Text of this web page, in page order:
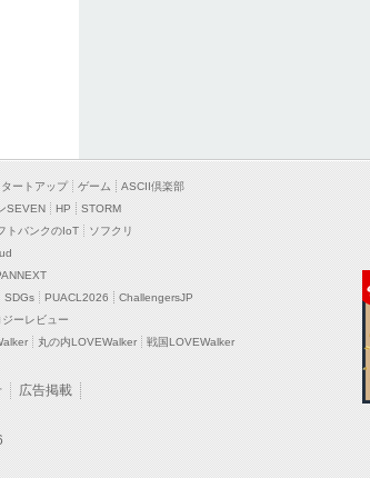
タートアップ ゲーム
ASCII倶楽部
SEVEN HP
STORM
トバンクのIoT
ソフクリ
SDGs PUACL2026
ChallengersJP
ーレビュー
丸の内LOVEWalker 戦国LOVEWalker
広告掲載